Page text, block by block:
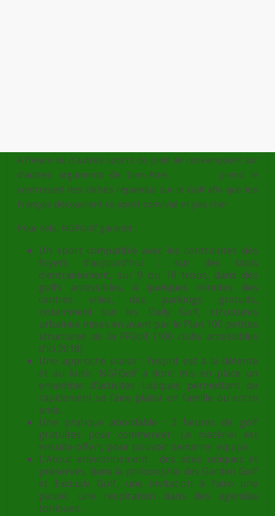
A l’heure où d’autres sports de plein air convainquent sur
d’autres arguments de bien-être,
prend le
contrepied des clichés répandus sur le Golf afin que les
Français découvrent ce sport convivial et pas cher.
Pour cela, NGFGolf garantit :
Un sport compatible avec les contraintes des
foyers d’aujourd’hui : sur des tapis
d’entraînement, sur 9 ou 18 trous, dans des
golfs accessibles, à quelques minutes des
centres villes, des parkings gratuits,
notamment sur les Daily Golf, structures
urbaines mises en avant par le Plan 100 petites
structures de la FFGolf (100 clubs accessibles
d’ici 2018).
Une approche plaisir : l’esprit est à la détente
et au loisir. NGFGolf a donc mis en place un
ensemble d’activités ludiques permettant de
rapidement se faire plaisir en famille ou entre
amis.
Une pratique abordable : 2 heures de golf
gratuites pour commencer. Le matériel est
ensuite offert, pour pouvoir démarrer équipé.
L’Atout environnement : des sites uniques et
préservés, dans la philosophie des Garden Golf
et Exclusiv Golf, une invitation à faire une
pause, une respiration dans des agendas
toniques.